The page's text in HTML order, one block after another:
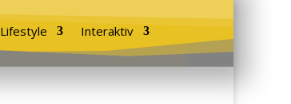
Lifestyle
Interaktiv